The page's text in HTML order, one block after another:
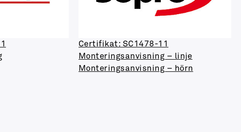
Certifikat: SC1478-11
Monteringsanvisning – linje
Monteringsanvisning – hörn